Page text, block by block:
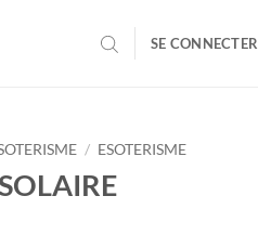
SE CONNECTER
/ ESOTERISME